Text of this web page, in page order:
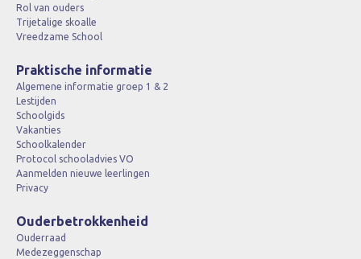
Rol van ouders
Trijetalige skoalle
Vreedzame School
Praktische informatie
Algemene informatie groep 1 & 2
Lestijden
Schoolgids
Vakanties
Schoolkalender
Protocol schooladvies VO
Aanmelden nieuwe leerlingen
Privacy
Ouderbetrokkenheid
Ouderraad
Medezeggenschap